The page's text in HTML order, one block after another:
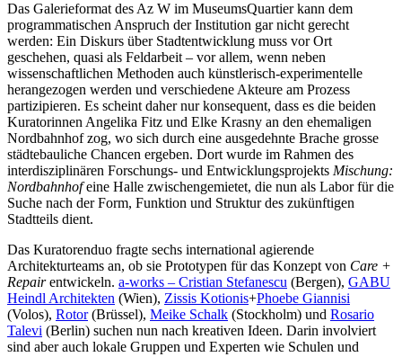
Das Galerieformat des Az W im MuseumsQuartier kann dem
programmatischen Anspruch der Institution gar nicht gerecht
werden: Ein Diskurs über Stadtentwicklung muss vor Ort
geschehen, quasi als Feldarbeit – vor allem, wenn neben
wissenschaftlichen Methoden auch künstlerisch-experimentelle
herangezogen werden und verschiedene Akteure am Prozess
partizipieren. Es scheint daher nur konsequent, dass es die beiden
Kuratorinnen Angelika Fitz und Elke Krasny an den ehemaligen
Nordbahnhof zog, wo sich durch eine ausgedehnte Brache grosse
städtebauliche Chancen ergeben. Dort wurde im Rahmen des
interdisziplinären Forschungs- und Entwicklungsprojekts Mischung:
Nordbahnhofeine Halle zwischengemietet, die nun als Labor für die
Suche nach der Form, Funktion und Struktur des zukünftigen
Stadtteils dient.
Das Kuratorenduo fragte sechs international agierende
Architekturteams an, ob sie Prototypen für das Konzept von Care +
Repairentwickeln. a-works – Cristian Stefanescu (Bergen), GABU
Heindl Architekten (Wien), Zissis Kotionis+Phoebe Giannisi
(Volos), Rotor(Brüssel), Meike Schalk (Stockholm) und Rosario
Talevi (Berlin) suchen nun nach kreativen Ideen. Darin involviert
sind aber auch lokale Gruppen und Experten wie Schulen und